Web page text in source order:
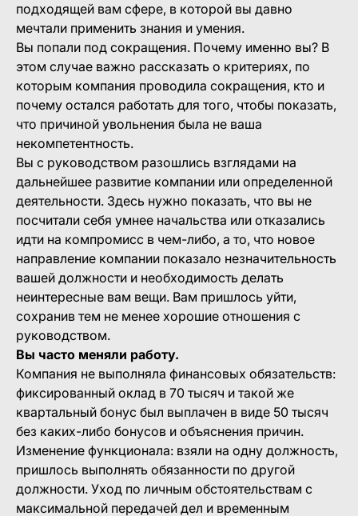
подходящей вам сфере, в которой вы давно
мечтали применить знания и умения.
Вы попали под сокращения. Почему именно вы? В
этом случае важно рассказать о критериях, по
которым компания проводила сокращения, кто и
почему остался работать для того, чтобы показать,
что причиной увольнения была не ваша
некомпетентность.
Вы с руководством разошлись взглядами на
дальнейшее развитие компании или определенной
деятельности. Здесь нужно показать, что вы не
посчитали себя умнее начальства или отказались
идти на компромисс в чем-либо, а то, что новое
направление компании показало незначительность
вашей должности и необходимость делать
неинтересные вам вещи. Вам пришлось уйти,
сохранив тем не менее хорошие отношения с
руководством.
Вы часто меняли работу.
Компания не выполняла финансовых обязательств:
фиксированный оклад в 70 тысяч и такой же
квартальный бонус был выплачен в виде 50 тысяч
без каких-либо бонусов и объяснения причин.
Изменение функционала: взяли на одну должность,
пришлось выполнять обязанности по другой
должности. Уход по личным обстоятельствам с
максимальной передачей дел и временным